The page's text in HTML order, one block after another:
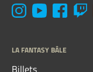
LA FANTASY BÂLE
Billets